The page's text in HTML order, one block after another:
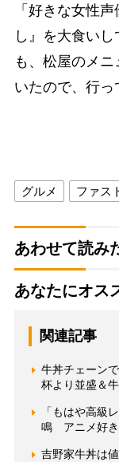
「好きな女性
し』を大食い
も、松屋のメ
いたので、行っ
グルメ ファス
あわせて読み
あなたにオス
関連記事
牛丼チェーン
杯より並盛＆牛
「もはや高級
鳴 アニメ好き
吉野家牛丼は